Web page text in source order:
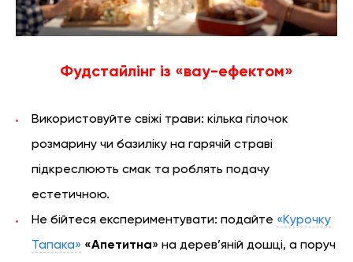
Фудстайлінг із «вау-ефектом»
Використовуйте свіжі трави: кілька гілочок
розмарину чи базиліку на гарячій страві
підкреслюють смак та роблять подачу
естетичною.
Не бійтеся експериментувати: подайте «Курочку
Тапака» «Апетитна» на дерев’яній дошці, а поруч